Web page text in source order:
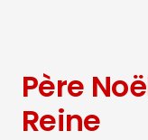
Père
Reine